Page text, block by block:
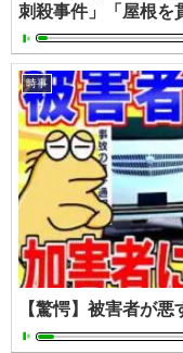
刺殺事件」「屋根を
時事
【驚愕】被害者が